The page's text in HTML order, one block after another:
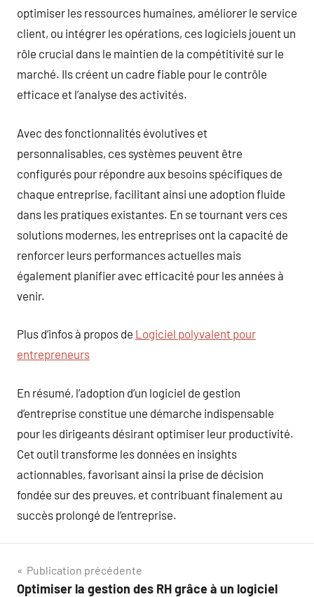
optimiser les ressources humaines, améliorer le service
client, ou intégrer les opérations, ces logiciels jouent un
rôle crucial dans le maintien de la compétitivité sur le
marché. Ils créent un cadre fiable pour le contrôle
efficace et l’analyse des activités.
Avec des fonctionnalités évolutives et
personnalisables, ces systèmes peuvent être
configurés pour répondre aux besoins spécifiques de
chaque entreprise, facilitant ainsi une adoption fluide
dans les pratiques existantes. En se tournant vers ces
solutions modernes, les entreprises ont la capacité de
renforcer leurs performances actuelles mais
également planifier avec efficacité pour les années à
venir.
Plus d’infos à propos de Logiciel polyvalent pour
entrepreneurs
En résumé, l’adoption d’un logiciel de gestion
d’entreprise constitue une démarche indispensable
pour les dirigeants désirant optimiser leur productivité.
Cet outil transforme les données en insights
actionnables, favorisant ainsi la prise de décision
fondée sur des preuves, et contribuant finalement au
succès prolongé de l’entreprise.
Navigation
Publication précédente
Optimiser la gestion des RH grâce à un logiciel